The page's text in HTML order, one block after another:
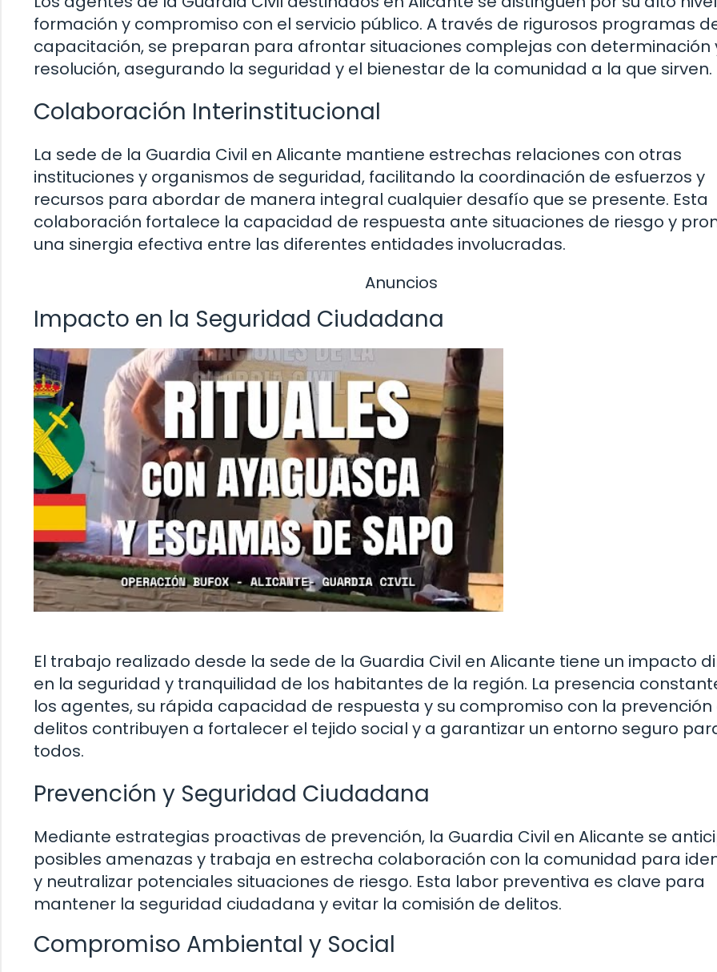
formación y compromiso con el servicio público. A través de rigurosos programas
capacitación, se preparan para afrontar situaciones complejas con determinación
resolución, asegurando la seguridad y el bienestar de la comunidad a la que sirven.
Colaboración Interinstitucional
La sede de la Guardia Civil en Alicante mantiene estrechas relaciones con otras
instituciones y organismos de seguridad, facilitando la coordinación de esfuerzos y
recursos para abordar de manera integral cualquier desafío que se presente. Esta
colaboración fortalece la capacidad de respuesta ante situaciones de riesgo y
una sinergia efectiva entre las diferentes entidades involucradas.
Anuncios
Impacto en la Seguridad Ciudadana
El trabajo realizado desde la sede de la Guardia Civil en Alicante tiene un impacto
en la seguridad y tranquilidad de los habitantes de la región. La presencia
los agentes, su rápida capacidad de respuesta y su compromiso con la prevención
delitos contribuyen a fortalecer el tejido social y a garantizar un entorno seguro
todos.
Prevención y Seguridad Ciudadana
Mediante estrategias proactivas de prevención, la Guardia Civil en Alicante se
posibles amenazas y trabaja en estrecha colaboración con la comunidad para
y neutralizar potenciales situaciones de riesgo. Esta labor preventiva es clave para
mantener la seguridad ciudadana y evitar la comisión de delitos.
Compromiso Ambiental y Social